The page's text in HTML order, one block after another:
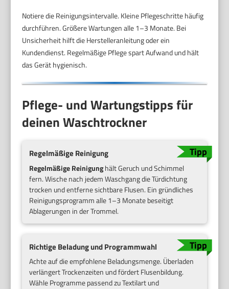
Notiere die Reinigungsintervalle. Kleine Pflegeschritte häufig
durchführen. Größere Wartungen alle 1–3 Monate. Bei
Unsicherheit hilft die Herstelleranleitung oder ein
Kundendienst. Regelmäßige Pflege spart Aufwand und hält
das Gerät hygienisch.
Pflege- und Wartungstipps für
deinen Waschtrockner
Regelmäßige Reinigung
Regelmäßige Reinigunghält Geruch und Schimmel
fern. Wische nach jedem Waschgang die Türdichtung
trocken und entferne sichtbare Flusen. Ein gründliches
Reinigungsprogramm alle 1–3 Monate beseitigt
Ablagerungen in der Trommel.
Richtige Beladung und Programmwahl
Achte auf die empfohlene Beladungsmenge. Überladen
verlängert Trockenzeiten und fördert Flusenbildung.
Wähle Programme passend zu Textilart und